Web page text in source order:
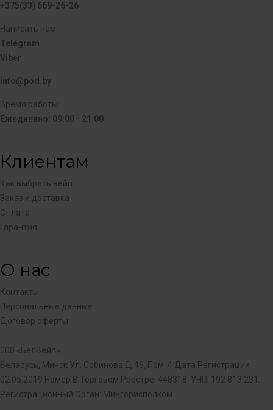
+375(33) 669-26-26
Написать нам:
Telegram
Viber
info@pod.by
Время работы:
Ежедневно: 09:00 - 21:00
Клиентам
Как выбрать вейп
Заказ и доставка
Оплата
Гарантия
О нас
Контакты
Персональные данные
Договор оферты
000 «БелBeйn»
Беларусь, Минск Ул. Coбиновa Д.46, Пом. 4 Дата Регистрации
02.05.2019 Номер В Торговом Реестре: 448318. УНП: 192 813 231.
Регистрационный Орган: Мингорисполком.